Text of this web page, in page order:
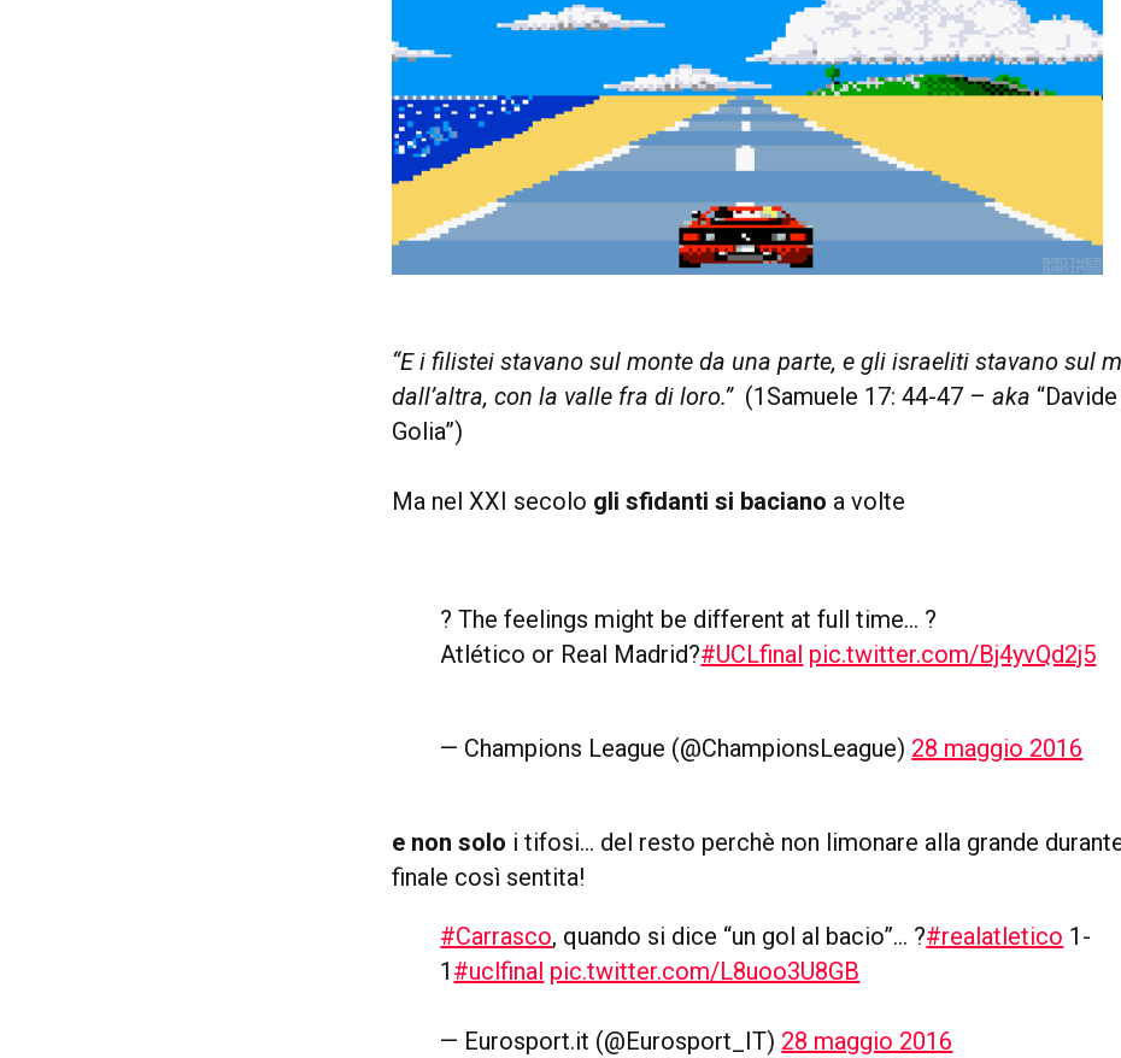
“E i filistei stavano sul monte da una parte, e gli israeliti stavano sul
dall’altra, con la valle fra di loro.” (1Samuele 17: 44-47 –aka
Golia”)
Ma nel XXI secolo gli sfidanti si baciano a volte
? The feelings might be different at full time… ?
Atlético or Real Madrid?#UCLfinal pic.twitter.com/Bj4yvQd2j5
— Champions League (@ChampionsLeague) 28 maggio 2016
e non solo i tifosi… del resto perchè non limonare alla grande
finale così sentita!
#Carrasco, quando si dice “un gol al bacio”… ?#realatletico 1-
1 #uclfinal pic.twitter.com/L8uoo3U8GB
— Eurosport.it (@Eurosport_IT) 28 maggio 2016